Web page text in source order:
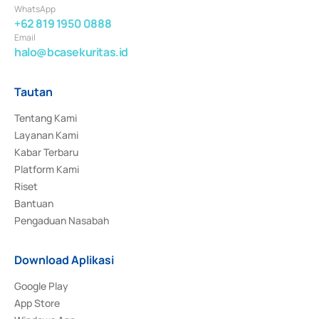
WhatsApp
+62 819 1950 0888
Email
halo@bcasekuritas.id
Tautan
Tentang Kami
Layanan Kami
Kabar Terbaru
Platform Kami
Riset
Bantuan
Pengaduan Nasabah
Download Aplikasi
Google Play
App Store